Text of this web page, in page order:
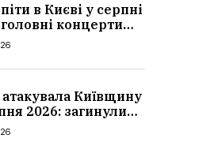
в Києві у серпні
концерти
дати, артисти та
атакувала Київщину
2026: загинули
серед них